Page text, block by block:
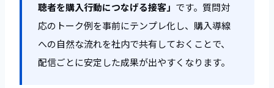
聴者を購入行動につなげる接客」 です。質問対
応のトーク例を事前にテンプレ化し、購入導線
への自然な流れを社内で共有しておくことで、
配信ごとに安定した成果が出やすくなります。